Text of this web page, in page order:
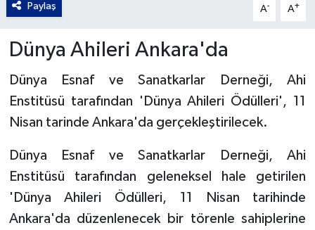
Paylaş A- A+
Dünya Ahileri Ankara'da
Dünya Esnaf ve Sanatkarlar Derneği, Ahi
Enstitüsü tarafından 'Dünya Ahileri Ödülleri', 11
Nisan tarinde Ankara'da gerçekleştirilecek.
Dünya Esnaf ve Sanatkarlar Derneği, Ahi
Enstitüsü tarafından geleneksel hale getirilen
'Dünya Ahileri Ödülleri, 11 Nisan tarihinde
Ankara'da düzenlenecek bir törenle sahiplerine